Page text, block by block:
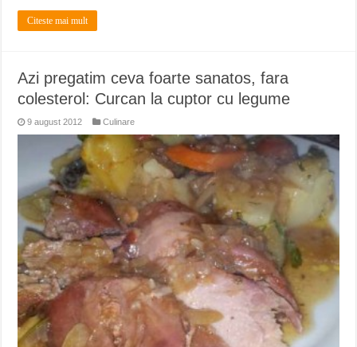
Citeste mai mult
Azi pregatim ceva foarte sanatos, fara
colesterol: Curcan la cuptor cu legume
9 august 2012 Culinare